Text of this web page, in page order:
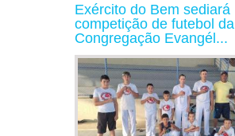
Exército do Bem sediará
competição de futebol da
Congregação Evangél...